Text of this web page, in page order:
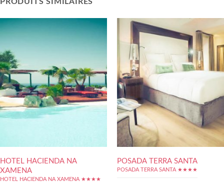
PRODUITS SIMILAIRES
HOTEL HACIENDA NA
XAMENA
HOTEL HACIENDA NA XAMENA ★★★★
POSADA TERRA SANTA
POSADA TERRA SANTA ★★★★